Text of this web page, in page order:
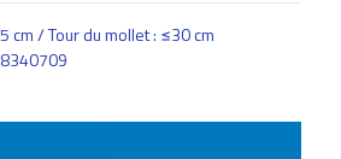
cm / Tour du mollet : ≤30 cm